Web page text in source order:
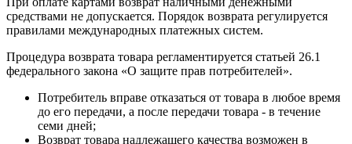
средствами не допускается. Порядок возврата регулируется
правилами международных платежных систем.
Процедура возврата товара регламентируется статьей 26.1
федерального закона «О защите прав потребителей».
Потребитель вправе отказаться от товара в любое время
до его передачи, а после передачи товара - в течение
семи дней;
Возврат товара надлежащего качества возможен в